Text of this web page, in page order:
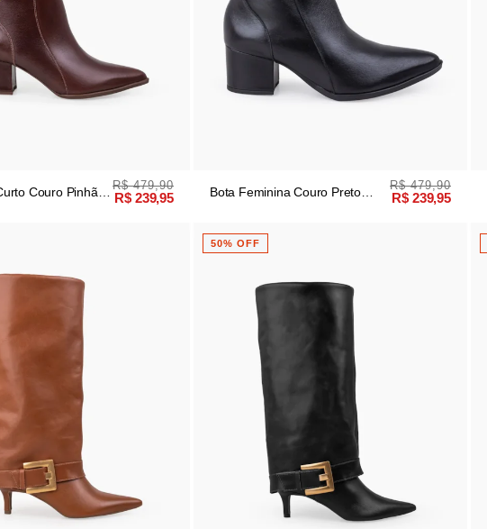
Couro Pinhão
R$ 479,90
R$ 239,95
Bota Feminina Couro Preto
R$ 479,90
R$ 239,95
50% OFF